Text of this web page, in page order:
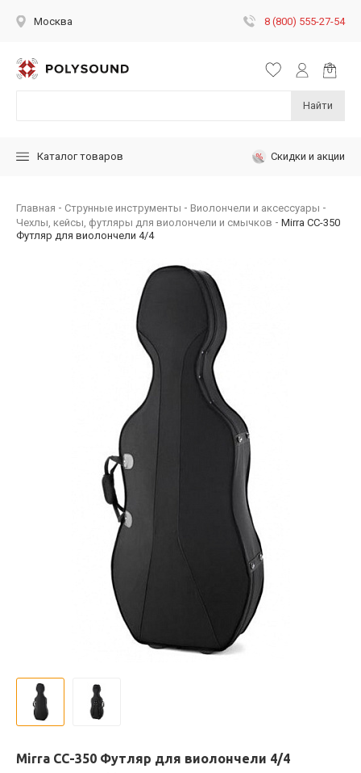
Москва 8 (800) 555-27-54
Найти
Каталог товаров Скидки и акции
Главная Струнные инструменты
Виолончели и аксессуары
Чехлы, кейсы, футляры для виолончели и смычков
Mirra CC-350
Футляр для виолончели 4/4
Mirra CC-350 Футляр для виолончели 4/4